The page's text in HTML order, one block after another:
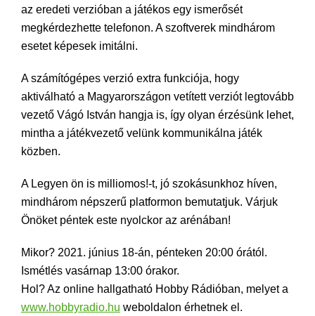
az eredeti verzióban a játékos egy ismerősét
megkérdezhette telefonon. A szoftverek mindhárom
esetet képesek imitálni.
A számítógépes verzió extra funkciója, hogy
aktiválható a Magyarországon vetített verziót legtovább
vezető Vágó István hangja is, így olyan érzésünk lehet,
mintha a játékvezető velünk kommunikálna játék
közben.
A Legyen ön is milliomos!-t, jó szokásunkhoz híven,
mindhárom népszerű platformon bemutatjuk. Várjuk
Önöket péntek este nyolckor az arénában!
Mikor? 2021. június 18-án, pénteken 20:00 órától.
Ismétlés vasárnap 13:00 órakor.
Hol? Az online hallgatható Hobby Rádióban, melyet a
www.hobbyradio.hu weboldalon érhetnek el.